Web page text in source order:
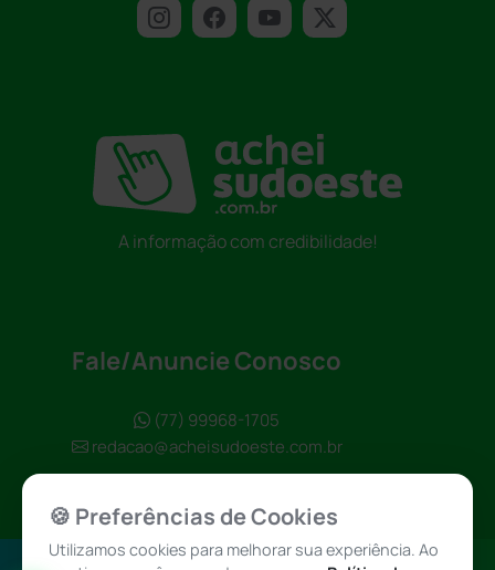
A informação com credibilidade!
Fale/Anuncie Conosco
(77) 99968-1705
redacao@acheisudoeste.com.br
🍪 Preferências de Cookies
Utilizamos cookies para melhorar sua experiência. Ao